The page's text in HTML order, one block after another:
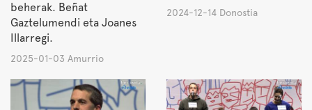
beherak. Beñat
Gaztelumendi eta Joanes
Illarregi.
2025-01-03 Amurrio
2024-12-14 Donostia